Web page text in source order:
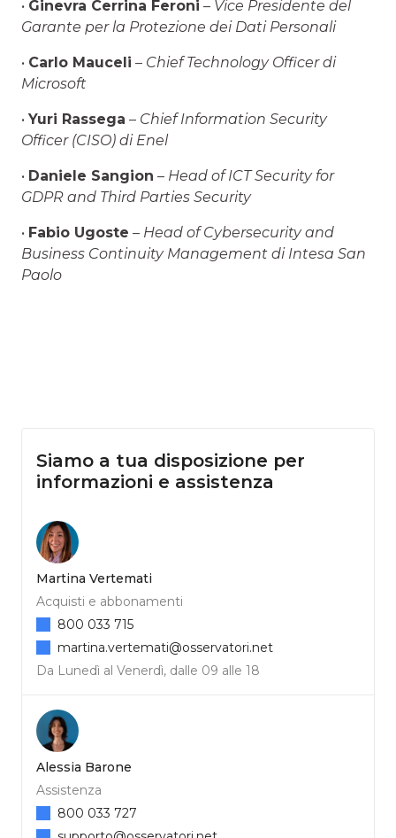
• Ginevra Cerrina Feroni – Vice Presidente del
Garante per la Protezione dei Dati Personali
• Carlo Mauceli – Chief Technology Officer di
Microsoft
• Yuri Rassega – Chief Information Security
Officer (CISO) di Enel
• Daniele Sangion – Head of ICT Security for
GDPR and Third Parties Security
• Fabio Ugoste – Head of Cybersecurity and
Business Continuity Management di Intesa San
Paolo
Siamo a tua disposizione per
informazioni e assistenza
Martina Vertemati
Acquisti e abbonamenti
Da Lunedì al Venerdì, dalle 09 alle 18
800 033 715
martina.vertemati@osservatori.net
Alessia Barone
Assistenza
800 033 727